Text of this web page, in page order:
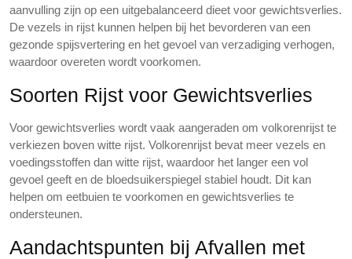
aanvulling zijn op een uitgebalanceerd dieet voor gewichtsverlies.
De vezels in rijst kunnen helpen bij het bevorderen van een
gezonde spijsvertering en het gevoel van verzadiging verhogen,
waardoor overeten wordt voorkomen.
Soorten Rijst voor Gewichtsverlies
Voor gewichtsverlies wordt vaak aangeraden om volkorenrijst te
verkiezen boven witte rijst. Volkorenrijst bevat meer vezels en
voedingsstoffen dan witte rijst, waardoor het langer een vol
gevoel geeft en de bloedsuikerspiegel stabiel houdt. Dit kan
helpen om eetbuien te voorkomen en gewichtsverlies te
ondersteunen.
Aandachtspunten bij Afvallen met